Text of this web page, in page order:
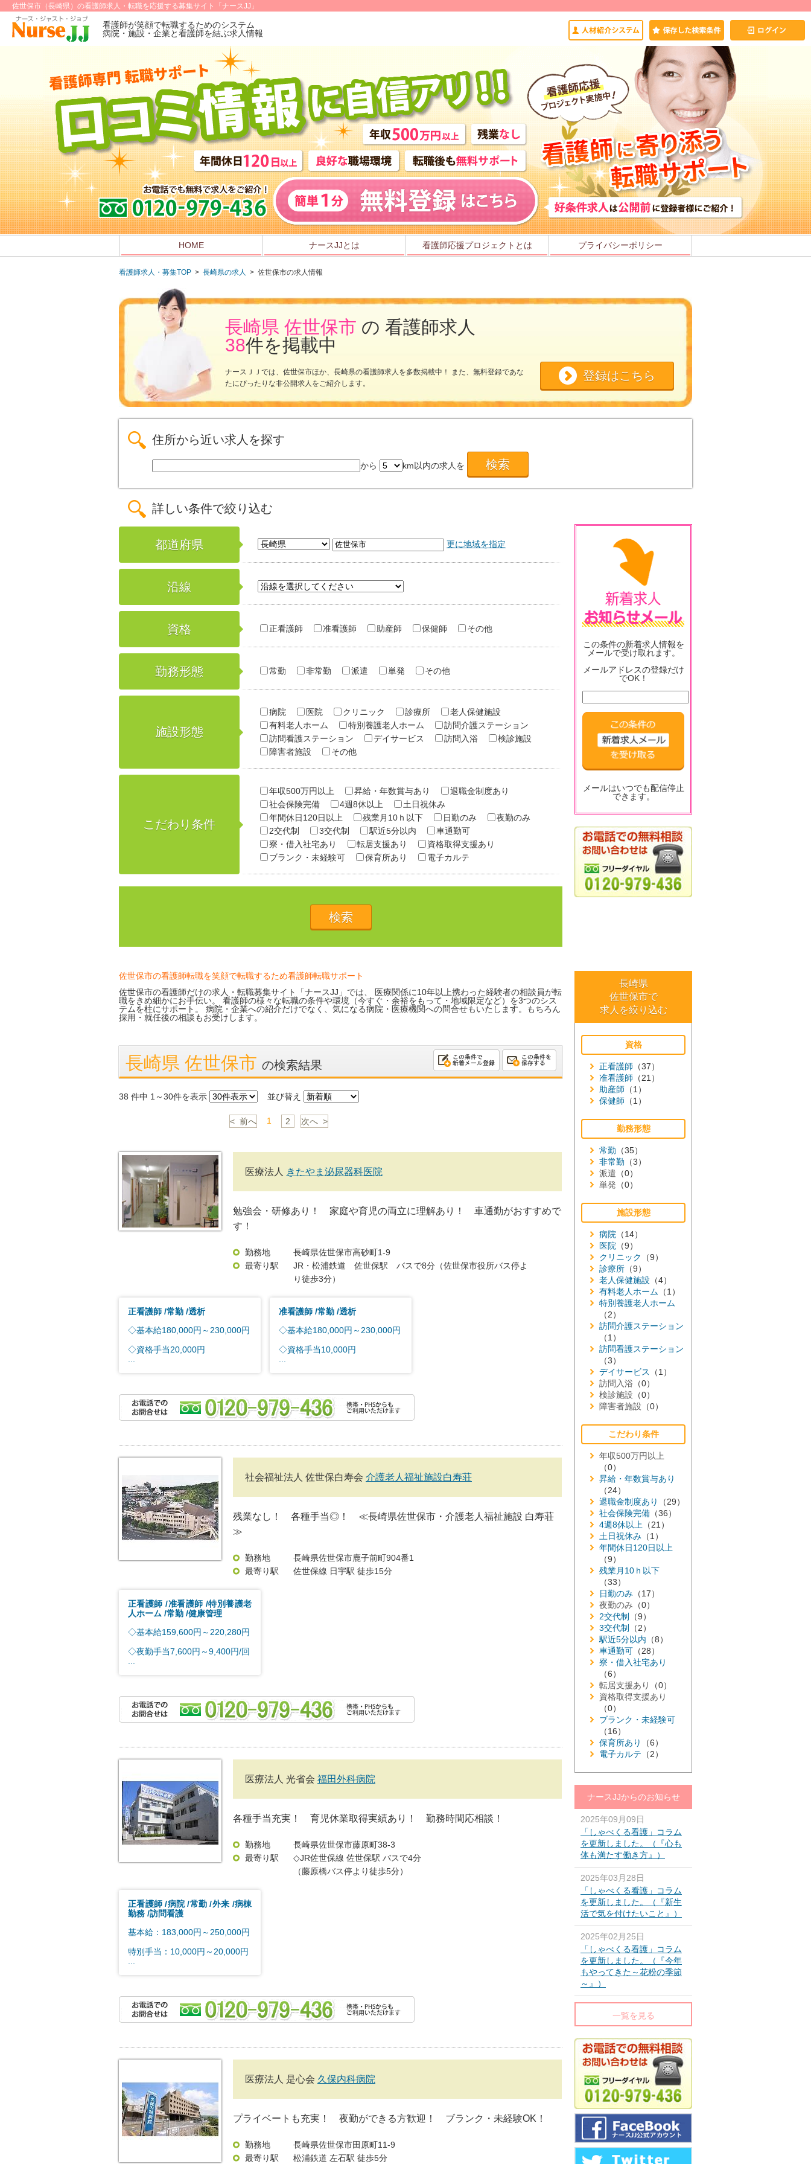
佐世保市（長崎県）の看護師求人・転職を応援する募集サイト「ナースJJ」
看護師が笑顔で転職するためのシステム
病院・施設・企業と看護師を結ぶ求人情報
HOME ナースJJとは 看護師応援プロジェクトとは プライバシーポリシー
看護師求人・募集TOP > 長崎県の求人 > 佐世保市の求人情報
長崎県 佐世保市 の 看護師求人
38件を掲載中
ナースＪＪでは、佐世保市ほか、長崎県の看護師求人を多数掲載中！ また、無料登録であな
たにぴったりな非公開求人をご紹介します。
登録はこちら
住所から近い求人を探す
から km以内の求人を
詳しい条件で絞り込む
都道府県 更に地域を指定
沿線
資格 正看護師 准看護師 助産師 保健師 その他
勤務形態 常勤 非常勤 派遣 単発 その他
施設形態
病院 医院 クリニック 診療所
老人保健施設
有料老人ホーム
特別養護老人ホーム
訪問介護ステーション
訪問看護ステーション
デイサービス 訪問入浴
検診施設
障害者施設
その他
こだわり条件
年収500万円以上 昇給・年数賞与あり
退職金制度あり
社会保険完備
4週8休以上
土日祝休み
年間休日120日以上
残業月10ｈ以下 日勤のみ
夜勤のみ
2交代制
3交代制 駅近5分以内
車通勤可
寮・借入社宅あり
転居支援あり
資格取得支援あり
ブランク・未経験可
保育所あり 電子カルテ
この条件の新着求人情報を
メールで受け取れます。
メールアドレスの登録だけ
でOK！
メールはいつでも配信停止
できます。
佐世保市の看護師転職を笑顔で転職するため看護師転職サポート
佐世保市の看護師だけの求人・転職募集サイト「ナースJJ」では、 医療関係に10年以上携わった経験者の相談員が転
職をきめ細かにお手伝い。 看護師の様々な転職の条件や環境（今すぐ・余裕をもって・地域限定など）を3つのシス
テムを柱にサポート。 病院・企業への紹介だけでなく、気になる病院・医療機関への問合せもいたします。もちろん
採用・就任後の相談もお受けします。
長崎県 佐世保市 の検索結果
38 件中 1～30件を表示 並び替え
< 前へ 1 2 次へ >
医療法人 きたやま泌尿器科医院
勉強会・研修あり！ 家庭や育児の両立に理解あり！ 車通勤がおすすめで
す！
勤務地
長崎県佐世保市高砂町1-9
最寄り駅
JR・松浦鉄道 佐世保駅 バスで8分（佐世保市役所バス停よ
り徒歩3分）
正看護師 常勤 透析
◇基本給180,000円～230,000円
◇資格手当20,000円
准看護師 常勤 透析
◇基本給180,000円～230,000円
◇資格手当10,000円
社会福祉法人 佐世保白寿会 介護老人福祉施設白寿荘
残業なし！ 各種手当◎！ ≪長崎県佐世保市・介護老人福祉施設 白寿荘
≫
勤務地
長崎県佐世保市鹿子前町904番1
最寄り駅
佐世保線 日宇駅 徒歩15分
正看護師 准看護師 特別養護老
人ホーム 常勤 健康管理
◇基本給159,600円～220,280円
◇夜勤手当7,600円～9,400円/回
医療法人 光省会 福田外科病院
各種手当充実！ 育児休業取得実績あり！ 勤務時間応相談！
勤務地
長崎県佐世保市藤原町38-3
最寄り駅
◇JR佐世保線 佐世保駅 バスで4分
（藤原橋バス停より徒歩5分）
正看護師 病院 常勤 外来 病棟
勤務 訪問看護
基本給：183,000円～250,000円
特別手当：10,000円～20,000円
医療法人 是心会 久保内科病院
プライベートも充実！ 夜勤ができる方歓迎！ ブランク・未経験OK！
勤務地
長崎県佐世保市田原町11-9
最寄り駅
松浦鉄道 左石駅 徒歩5分
長崎県
佐世保市で
求人を絞り込む
資格
正看護師 （37）
准看護師 （21）
助産師 （1）
保健師 （1）
勤務形態
常勤 （35）
非常勤 （3）
派遣 （0）
単発 （0）
施設形態
病院 （14）
医院 （9）
クリニック
（9）
診療所 （9）
老人保健施設 （4）
有料老人ホーム （1）
特別養護老人ホーム
（2）
訪問介護ステーション
（1）
訪問看護ステーション
（3）
デイサービス
（1）
訪問入浴 （0）
検診施設 （0）
障害者施設 （0）
こだわり条件
年収500万円以上
（0）
昇給・年数賞与あり
（24）
退職金制度あり
（29）
社会保険完備 （36）
4週8休以上 （21）
土日祝休み （1）
年間休日120日以上
（9）
残業月10ｈ以下
（33）
日勤のみ （17）
夜勤のみ （0）
2交代制
（9）
3交代制
（2）
駅近5分以内 （8）
車通勤可 （28）
寮・借入社宅あり
（6）
転居支援あり
（0）
資格取得支援あり
（0）
ブランク・未経験可
（16）
保育所あり
（6）
電子カルテ （2）
ナースJJからのお知らせ
2025年09月09日
「しゃべくる看護」コラム
を更新しました。（『心も
体も満たす働き方』）
2025年03月28日
「しゃべくる看護」コラム
を更新しました。（『新生
活で気を付けたいこと』）
2025年02月25日
「しゃべくる看護」コラム
を更新しました。（『今年
もやってきた～花粉の季節
～』）
一覧を見る